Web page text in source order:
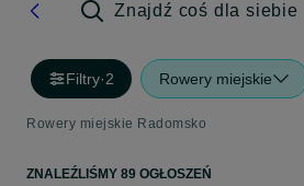
Znajdź coś dla siebie
Filtry·2 Rowery miejskie
Rowery miejskie Radomsko
ZNALEŹLIŚMY 89 OGŁOSZEŃ